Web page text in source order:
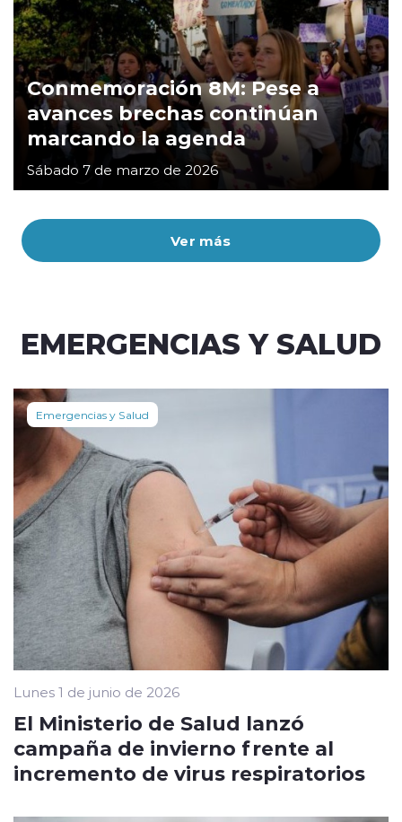
Ver más
Conmemoración 8M: Pese a
avances brechas continúan
marcando la agenda
Sábado 7 de marzo de 2026
EMERGENCIAS Y SALUD
Emergencias y Salud
Lunes 1 de junio de 2026
El Ministerio de Salud lanzó
campaña de invierno frente al
incremento de virus respiratorios